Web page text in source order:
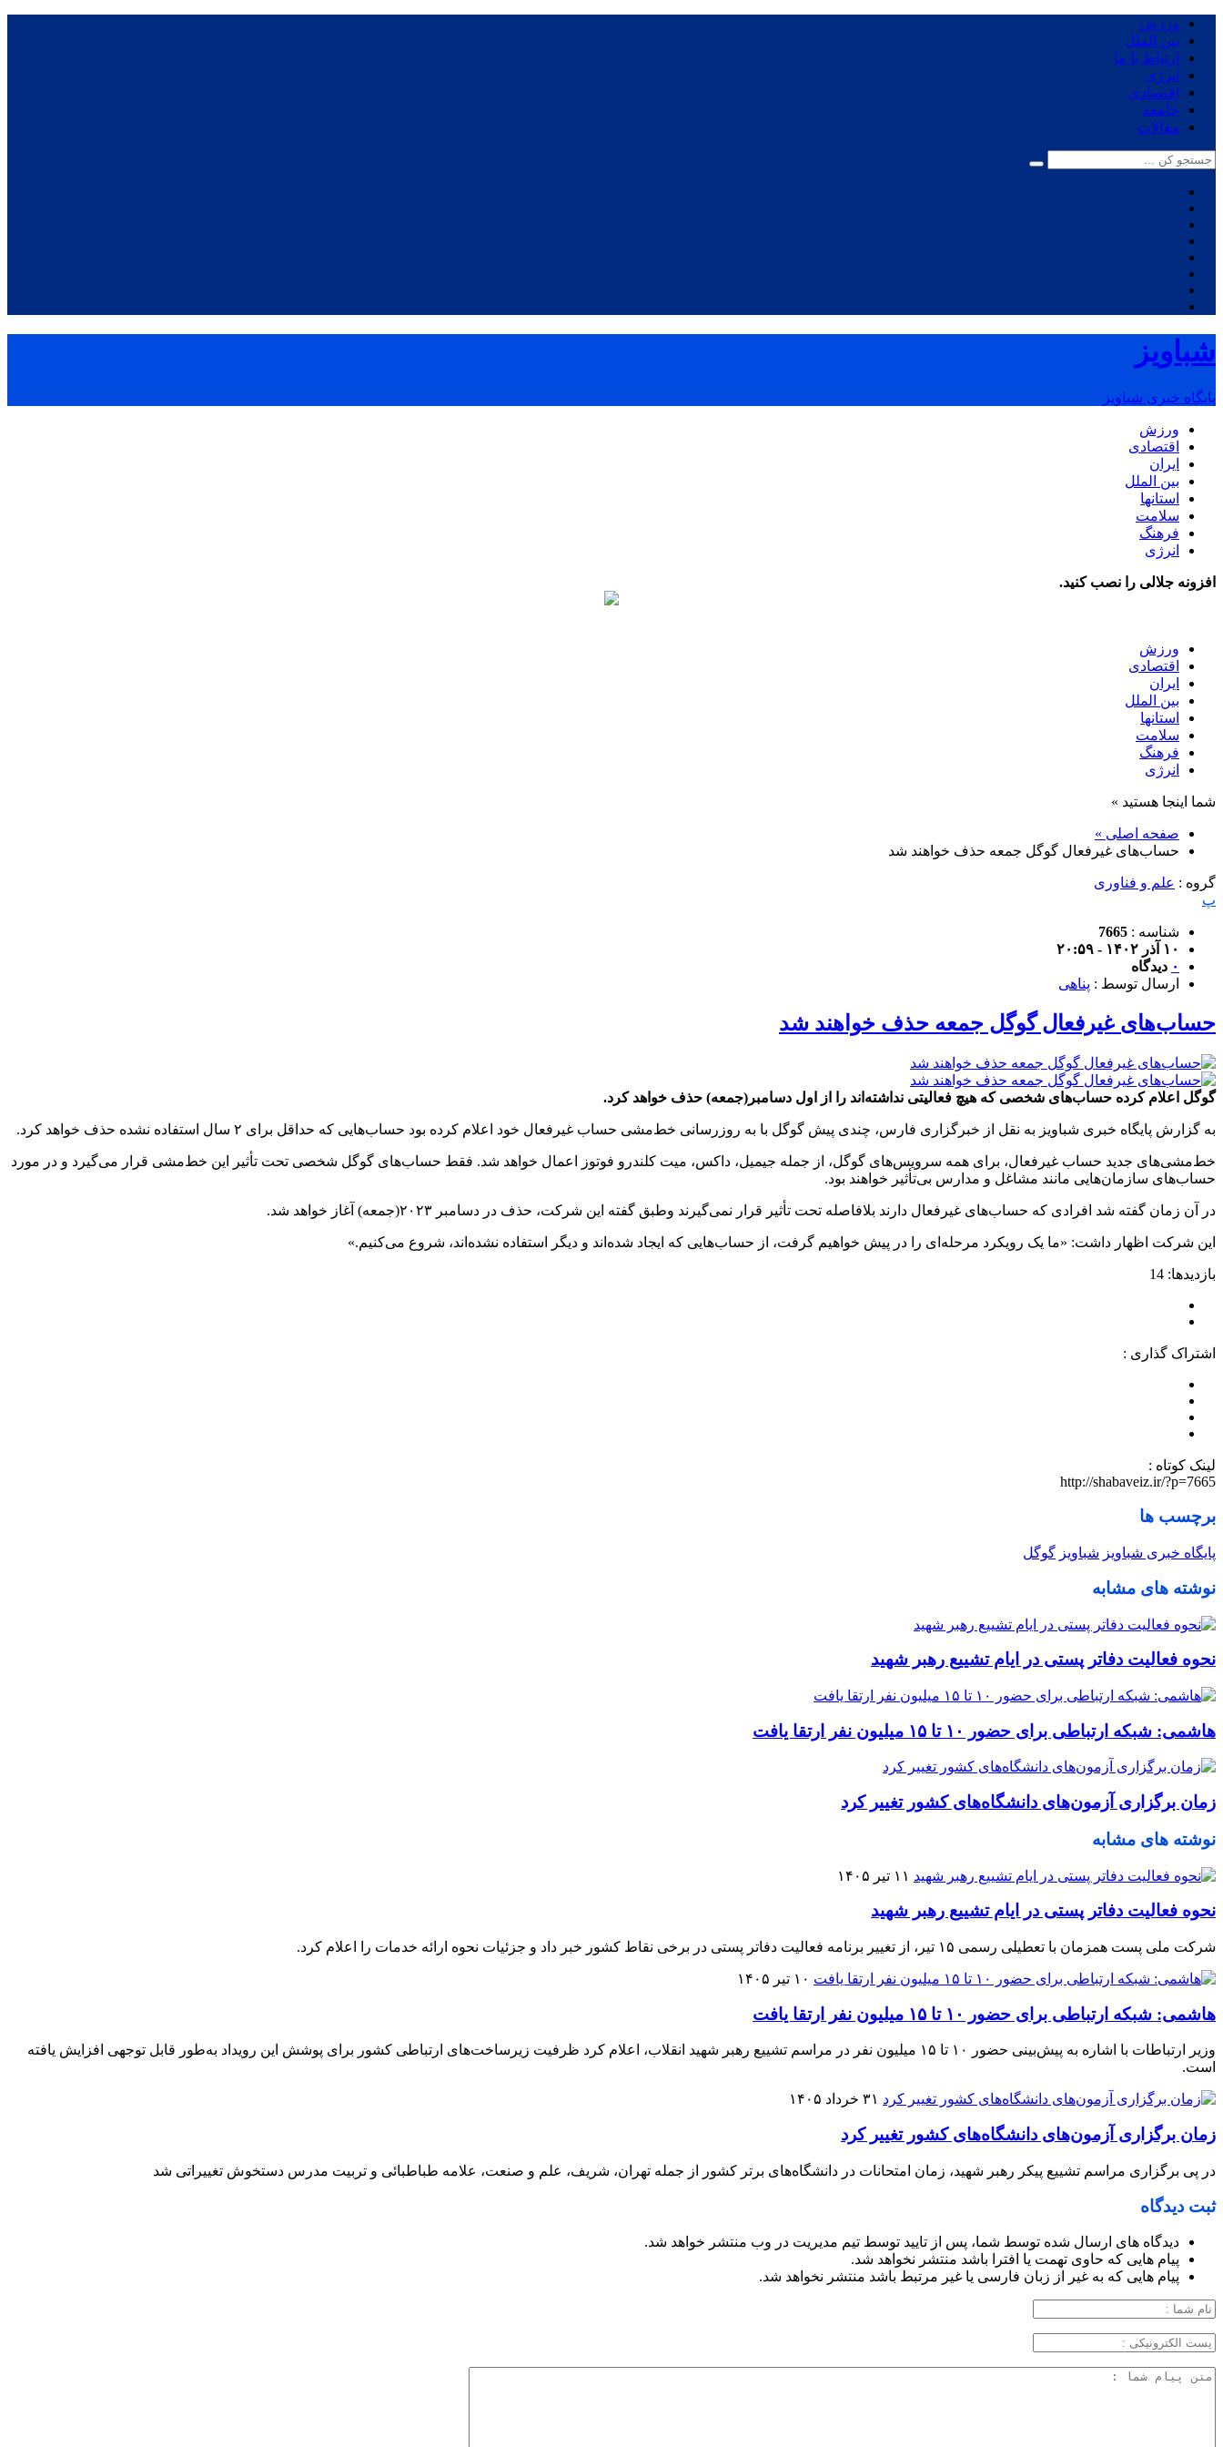
ورزش
بین الملل
ارتباط با ما
انرژی
اقتصادی
جامعه
مقالات
شباویز
پایگاه خبری شباویز
ورزش
اقتصادی
ایران
بین الملل
استانها
سلامت
فرهنگ
انرژی
افزونه جلالی را نصب کنید.
ورزش
اقتصادی
ایران
بین الملل
استانها
سلامت
فرهنگ
انرژی
شما اینجا هستید »
صفحه اصلی »
حساب‌های غیرفعال گوگل جمعه حذف خواهند شد
گروه : علم و فناوری
پ
شناسه : 7665
۱۰ آذر ۱۴۰۲ - ۲۰:۵۹
۰ دیدگاه
ارسال توسط : پناهی
حساب‌های غیرفعال گوگل جمعه حذف خواهند شد
گوگل اعلام کرده حساب‌های شخصی که هیچ فعالیتی نداشته‌اند را از اول دسامبر(جمعه) حذف خواهد کرد.
به گزارش پایگاه خبری شباویز به نقل از خبرگزاری فارس، چندی پیش گوگل با به روزرسانی خط‌مشی حساب غیرفعال خود اعلام کرده بود حساب‌هایی که حداقل برای ۲ سال استفاده نشده حذف خواهد کرد.
خط‌مشی‌های جدید حساب غیرفعال، برای همه سرویس‌های گوگل، از جمله جیمیل، داکس، میت کلندرو فوتوز اعمال خواهد شد. فقط حساب‌های گوگل شخصی تحت تأثیر این خط‌مشی قرار می‌گیرد و در مورد
حساب‌های سازمان‌هایی مانند مشاغل و مدارس بی‌تأثیر خواهند بود.
در آن زمان گفته شد افرادی که حساب‌های غیرفعال دارند بلافاصله تحت تأثیر قرار نمی‌گیرند وطبق گفته این شرکت، حذف در دسامبر ۲۰۲۳(جمعه) آغاز خواهد شد.
این شرکت اظهار داشت: «ما یک رویکرد مرحله‌ای را در پیش خواهیم گرفت، از حساب‌هایی که ایجاد شده‌اند و دیگر استفاده نشده‌اند، شروع می‌کنیم.»
بازدیدها: 14
اشتراک گذاری :
لینک کوتاه :
http://shabaveiz.ir/?p=7665
برچسب ها
پایگاه خبری شباویز شباویز گوگل
نوشته های مشابه
نحوه فعالیت دفاتر پستی در ایام تشییع رهبر شهید
هاشمی: شبکه ارتباطی برای حضور ۱۰ تا ۱۵ میلیون نفر ارتقا یافت
زمان برگزاری آزمون‌های دانشگاه‌های کشور تغییر کرد
نوشته های مشابه
۱۱ تیر ۱۴۰۵
نحوه فعالیت دفاتر پستی در ایام تشییع رهبر شهید
شرکت ملی پست همزمان با تعطیلی رسمی ۱۵ تیر، از تغییر برنامه فعالیت دفاتر پستی در برخی نقاط کشور خبر داد و جزئیات نحوه ارائه خدمات را اعلام کرد.
۱۰ تیر ۱۴۰۵
هاشمی: شبکه ارتباطی برای حضور ۱۰ تا ۱۵ میلیون نفر ارتقا یافت
وزیر ارتباطات با اشاره به پیش‌بینی حضور ۱۰ تا ۱۵ میلیون نفر در مراسم تشییع رهبر شهید انقلاب، اعلام کرد ظرفیت زیرساخت‌های ارتباطی کشور برای پوشش این رویداد به‌طور قابل توجهی افزایش یافته
است.
۳۱ خرداد ۱۴۰۵
زمان برگزاری آزمون‌های دانشگاه‌های کشور تغییر کرد
در پی برگزاری مراسم تشییع پیکر رهبر شهید، زمان امتحانات در دانشگاه‌های برتر کشور از جمله تهران، شریف، علم و صنعت، علامه طباطبائی و تربیت مدرس دستخوش تغییراتی شد
ثبت دیدگاه
دیدگاه های ارسال شده توسط شما، پس از تایید توسط تیم مدیریت در وب منتشر خواهد شد.
پیام هایی که حاوی تهمت یا افترا باشد منتشر نخواهد شد.
پیام هایی که به غیر از زبان فارسی یا غیر مرتبط باشد منتشر نخواهد شد.